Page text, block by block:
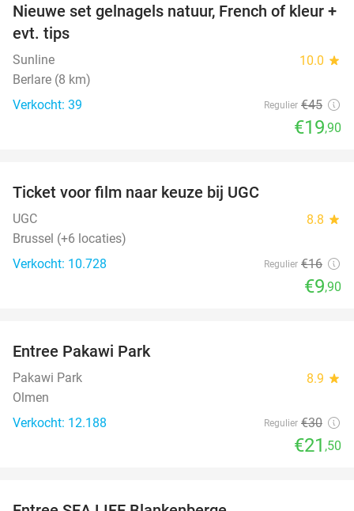
56%
Nieuwe set gelnagels natuur, French of kleur +
evt. tips
Sunline 10.0 star
Berlare (8 km)
Verkocht: 39
Regulier €45
€19,90
Ticket voor film naar keuze bij UGC
UGC 8.8 star
Brussel (+6 locaties)
Verkocht: 10.728
Regulier €16
€9,90
Entree Pakawi Park
Pakawi Park 8.9 star
Olmen
Verkocht: 12.188
Regulier €30
€21 ,50